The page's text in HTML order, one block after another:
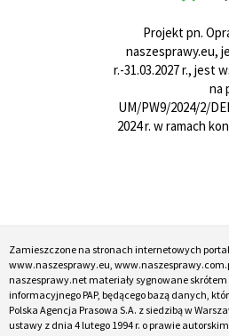
Projekt pn.
naszesprawy.eu,
r.-31.03.2027 r., jest
na
UM/PW9/2024/2/
2024 r. w ramach
Zamieszczone na stronach internetowych
www.naszesprawy.eu,
naszesprawy.net materiały sygnowane skrótem
informacyjnego PAP, będącego bazą danych,
Polska Agencja Prasowa S.A. z siedzibą w
ustawy z dnia 4 lutego 1994 r. o prawie